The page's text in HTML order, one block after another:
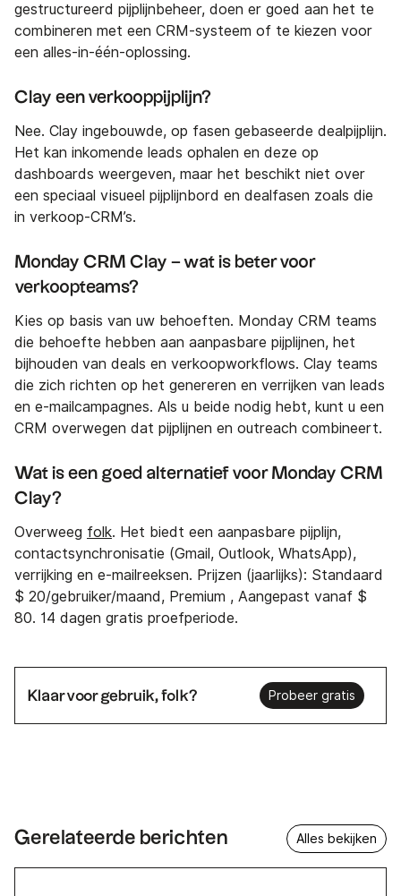
gestructureerd pijplijnbeheer, doen er goed aan het te
combineren met een CRM-systeem of te kiezen voor
een alles-in-één-oplossing.
Clay een verkooppijplijn?
Nee. Clay ingebouwde, op fasen gebaseerde dealpijplijn.
Het kan inkomende leads ophalen en deze op
dashboards weergeven, maar het beschikt niet over
een speciaal visueel pijplijnbord en dealfasen zoals die
in verkoop-CRM’s.
Monday CRM Clay – wat is beter voor
verkoopteams?
Kies op basis van uw behoeften. Monday CRM teams
die behoefte hebben aan aanpasbare pijplijnen, het
bijhouden van deals en verkoopworkflows. Clay teams
die zich richten op het genereren en verrijken van leads
en e-mailcampagnes. Als u beide nodig hebt, kunt u een
CRM overwegen dat pijplijnen en outreach combineert.
Wat is een goed alternatief voor Monday CRM
Clay?
Overweeg folk. Het biedt een aanpasbare pijplijn,
contactsynchronisatie (Gmail, Outlook, WhatsApp),
verrijking en e-mailreeksen. Prijzen (jaarlijks): Standaard
$ 20/gebruiker/maand, Premium , Aangepast vanaf $
80. 14 dagen gratis proefperiode.
Klaar voor gebruik, folk? Probeer gratis
Gerelateerde berichten Alles bekijken